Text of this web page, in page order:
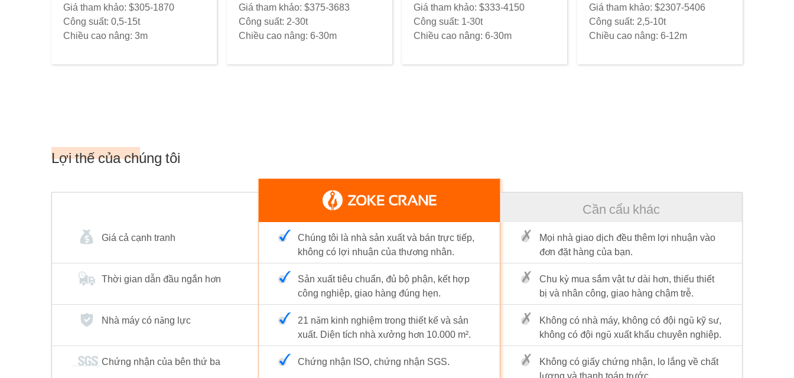
Giá tham khảo: $305-1870
Công suất: 0,5-15t
Chiều cao nâng: 3m
Giá tham khảo: $375-3683
Công suất: 2-30t
Chiều cao nâng: 6-30m
Giá tham khảo: $333-4150
Công suất: 1-30t
Chiều cao nâng: 6-30m
Giá tham khảo: $2307-5406
Công suất: 2,5-10t
Chiều cao nâng: 6-12m
Lợi thế của chúng tôi
Giá cả cạnh tranh
Thời gian dẫn đầu ngắn hơn
Nhà máy có năng lực
Chứng nhận của bên thứ ba
Chúng tôi là nhà sản xuất và bán trực tiếp,
không có lợi nhuận của thương nhân.
Sản xuất tiêu chuẩn, đủ bộ phận, kết hợp
công nghiệp, giao hàng đúng hẹn.
21 năm kinh nghiệm trong thiết kế và sản
xuất. Diện tích nhà xưởng hơn 10.000 m².
Chứng nhận ISO, chứng nhận SGS.
Cần cẩu khác
Mọi nhà giao dịch đều thêm lợi nhuận vào
đơn đặt hàng của bạn.
Chu kỳ mua sắm vật tư dài hơn, thiếu thiết
bị và nhân công, giao hàng chậm trễ.
Không có nhà máy, không có đội ngũ kỹ sư,
không có đội ngũ xuất khẩu chuyên nghiệp.
Không có giấy chứng nhận, lo lắng về chất
lượng và thanh toán trước.